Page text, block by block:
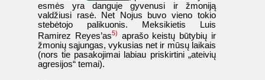
esmės yra danguje gyvenusi ir žmoniją
valdžiusi rasė. Net Nojus buvo vieno tokio
stebėtojo palikuonis. Meksikietis Luis
Ramirez Reyes’as5)
aprašo keistų būtybių ir
žmonių sąjungas, vykusias net ir mūsų laikais
(nors tie pasakojimai labiau priskirtini „ateivių
agresijos“ temai).